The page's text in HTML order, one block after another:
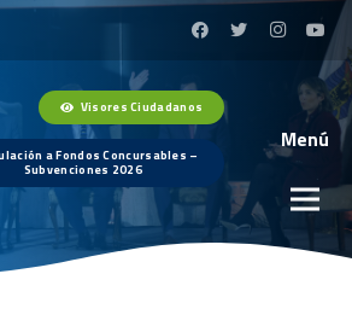
Visores Ciudadanos
a Fondos Concursables –
Subvenciones 2026
Menú